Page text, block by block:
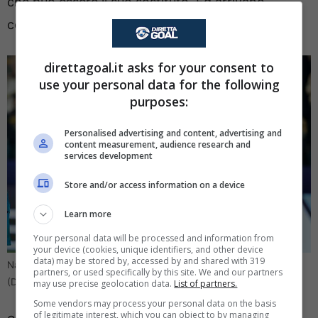
conferme sul profilo diMassimiliano Allegri
Napoli, si lavora al dopo Conte: conferme sul suo sostituto
(Direttagoal.it) – foto da Ansa
direttagoal.it asks for your consent to
use your personal data for the following
purposes:
Personalised advertising and content, advertising and
content measurement, audience research and
services development
Store and/or access information on a device
Learn more
Your personal data will be processed and information from
your device (cookies, unique identifiers, and other device
data) may be stored by, accessed by and shared with 319
partners, or used specifically by this site. We and our partners
may use precise geolocation data. List of partners.
Some vendors may process your personal data on the basis
of legitimate interest, which you can object to by managing